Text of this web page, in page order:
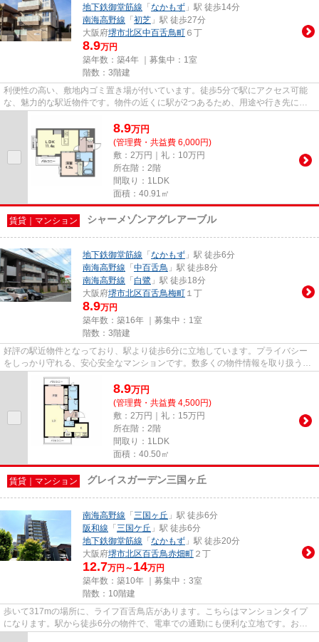
地下鉄御堂筋線 「 なかもず 」駅 徒歩14分
南海高野線 「 初芝 」駅 徒歩27分
大阪府堺市北区中百舌鳥町 ６丁
8.9万円
築年数：築4年 ｜募集中： 1室
階数：3階建
利便性の高い、敷地内ゴミ置き場が付いています。徒歩5分で駅にアクセス可能
な、魅力的な駅近物件です。物件の近くに駅が2つあるため、用途や行き先によ
8.9万円
(管理費・共益費 6,000円)
敷：2万円｜礼：10万円
所在階：2階
間取り：1LDK
面積：40.91㎡
賃貸｜マンション シャーメゾンアグレアーブル
地下鉄御堂筋線 「 なかもず 」駅 徒歩6分
南海高野線 「 中百舌鳥 」駅 徒歩8分
南海高野線 「 白鷺 」駅 徒歩18分
大阪府堺市北区百舌鳥梅町 １丁
8.9万円
築年数：築16年 ｜募集中： 1室
階数：3階建
好評の駅近物件となっており、駅より徒歩6分に立地しています。プライバシー
をしっかり守れる、安心安全なマンションです。数多くの物件情報を取り扱うミ
ニミニ堺店 株式会社ＨＯＭＥ...
8.9万円
(管理費・共益費 4,500円)
敷：2万円｜礼：15万円
所在階：2階
間取り：1LDK
面積：40.50㎡
賃貸｜マンション グレイスガーデン三国ヶ丘
南海高野線 「 三国ヶ丘 」駅 徒歩6分
阪和線 「 三国ケ丘 」駅 徒歩6分
地下鉄御堂筋線 「 なかもず 」駅 徒歩20分
大阪府堺市北区百舌鳥赤畑町 ２丁
12.7万円～ 14万円
築年数：築10年 ｜募集中： 3室
階数：10階建
歩いて317mの場所に、ライフ百舌鳥店があります。こちらはマンションタイプ
になります。駅から徒歩6分の物件で、電車での通勤にも便利な立地です。お使